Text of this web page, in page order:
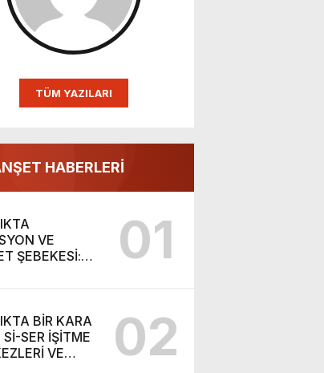
TÜM YAZILARI
HABERLERİ
VE
ŞEBEKESİ:
01
BİR KARA
Sİ-SER İŞİTME
VE
02